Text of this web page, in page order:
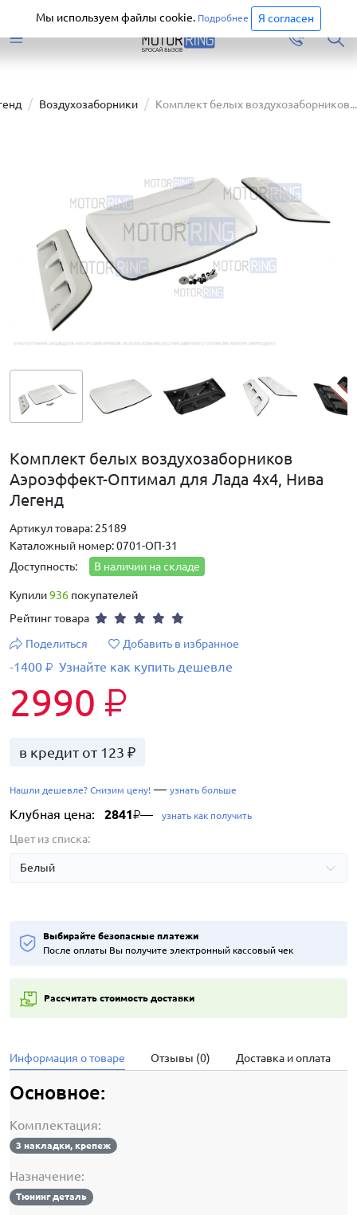
Перейти
Воздухозаборники Комплект белых воздухозаборников...
Комплект белых воздухозаборников
Аэроэффект-Оптимал для Лада 4х4, Нива
Легенд
Артикул товара: 25189
Каталожный номер: 0701-ОП-31
Доступность:
В наличии на складе
Купили936 покупателей
Рейтинг товара
Поделиться
Добавить в избранное
-1400 ₽ Узнайте как купить дешевле
2990 ₽
в кредит от 123 ₽
Нашли дешевле? Снизим цену! — узнать больше
Клубная цена: 2841₽— узнать как получить
Цвет из списка:
Выбирайте безопасные платежи
После оплаты Вы получите электронный кассовый чек
Рассчитать стоимость доставки
Информация о товаре Отзывы (0) Доставка и оплата
Основное:
Комплектация:
3 накладки, крепеж
Назначение:
Тюнинг деталь
Мы используем файлы cookie. Подробнее Я согласен